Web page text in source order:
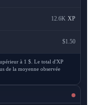
12.6K XP
$1.50
à 1 $. Le total d'XP
de la moyenne observée